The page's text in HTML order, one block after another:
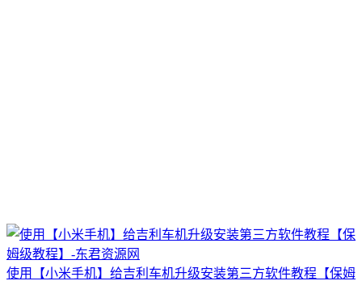
使用【小米手机】给吉利车机升级安装第三方软件教程【保姆